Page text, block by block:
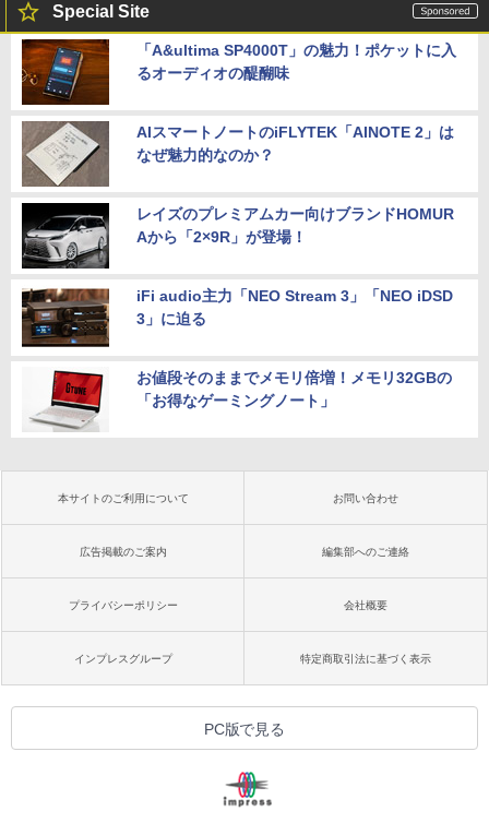
Special Site
「A&ultima SP4000T」の魅力！ポケットに入
るオーディオの醍醐味
AIスマートノートのiFLYTEK「AINOTE 2」は
なぜ魅力的なのか？
レイズのプレミアムカー向けブランドHOMUR
Aから「2×9R」が登場！
iFi audio主力「NEO Stream 3」「NEO iDSD
3」に迫る
お値段そのままでメモリ倍増！メモリ32GBの
「お得なゲーミングノート」
本サイトのご利用について お問い合わせ
広告掲載のご案内 編集部へのご連絡
プライバシーポリシー 会社概要
インプレスグループ 特定商取引法に基づく表示
PC版で見る